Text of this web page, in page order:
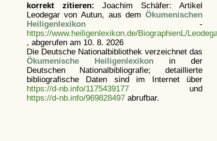
korrekt zitieren: Joachim Schäfer: Artikel
Leodegar von Autun, aus dem Ökumenischen
Heiligenlexikon-
https://www.heiligenlexikon.de/BiographienL/
, abgerufen am 10. 8. 2026
Die Deutsche Nationalbibliothek verzeichnet das
Ökumenische Heiligenlexikonin der
Deutschen Nationalbibliografie; detaillierte
bibliografische Daten sind im Internet über
https://d-nb.info/1175439177und
https://d-nb.info/969828497abrufbar.